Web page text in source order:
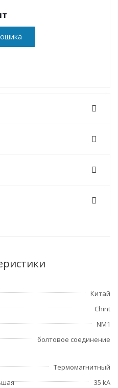
Китай
Chint
NM1
болтовое соединение
Термомагнитный
35 kA